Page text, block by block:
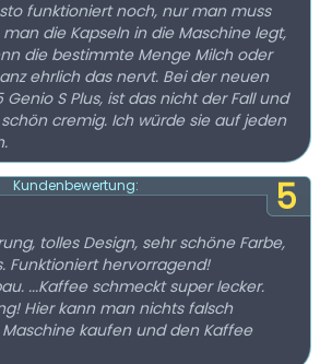
funktioniert noch, nur man muss
die Kapseln in die Maschine legt,
die bestimmte Menge Milch oder
ehrlich das nervt. Bei der neuen
Genio S Plus, ist das nicht der Fall und
cremig. Ich würde sie auf jeden
5
Kundenbewertung:
tolles Design, sehr schöne Farbe,
Funktioniert hervorragend!
...Kaffee schmeckt super lecker.
Hier kann man nichts falsch
kaufen und den Kaffee